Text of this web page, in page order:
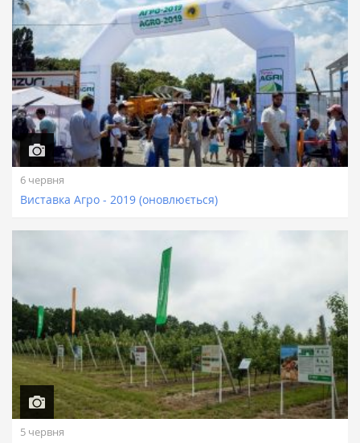
6 червня
Виставка Агро - 2019 (оновлюється)
5 червня